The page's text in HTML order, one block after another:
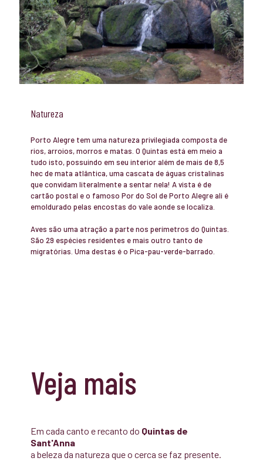
Natureza
Porto Alegre tem uma natureza privilegiada composta de
rios, arroios, morros e matas. O Quintas está em meio a
tudo isto, possuindo em seu interior além de mais de 8,5
hec de mata atlântica, uma cascata de águas cristalinas
que convidam literalmente a sentar nela! A vista é de
cartão postal e o famoso Por do Sol de Porto Alegre ali é
emoldurado pelas encostas do vale aonde se localiza.
Aves são uma atração a parte nos perímetros do Quintas.
São 29 espécies residentes e mais outro tanto de
migratórias. Uma destas é o Pica-pau-verde-barrado.
Veja mais
Em cada canto e recanto do Quintas de
Sant'Anna
a beleza da natureza que o cerca se faz presente.